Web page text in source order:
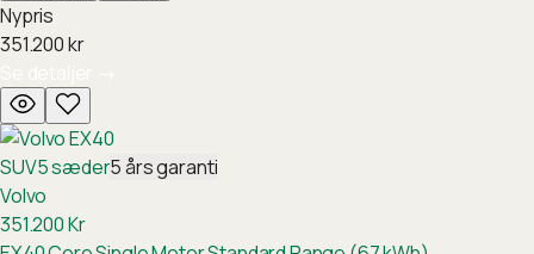
Nypris
351.200kr
SUV5sæder5års garanti
Volvo
351.200Kr